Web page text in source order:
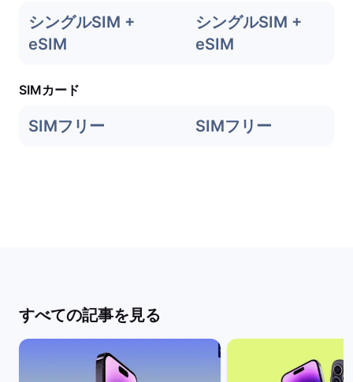
シングルSIM +
eSIM
シングルSIM +
eSIM
SIMカード
SIMフリー SIMフリー
すべての記事を見る